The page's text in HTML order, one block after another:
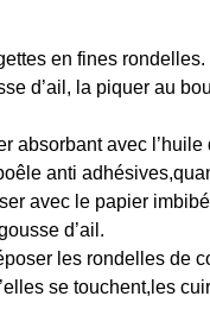
en fines rondelles.
d’ail, la piquer au
absorbant avec l’huile
anti
avec le papier imbibé
d’ail.
les rondelles de
se touchent,les